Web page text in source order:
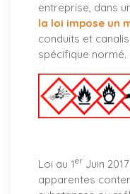
entreprise, dans
la loi impose un
conduits et
spécifique normé.
Loi au 1er Juin
apparentes